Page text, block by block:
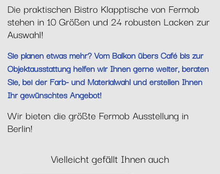
Die praktischen Bistro Klapptische von Fermob
stehen in 10 Größen und 24 robusten Lacken zur
Auswahl!
Sie planen etwas mehr? Vom Balkon übers Café bis zur
Objektausstattung helfen wir Ihnen gerne weiter, beraten
Sie, bei der Farb- und Materialwahl und erstellen Ihnen
Ihr gewünschtes Angebot!
Wir bieten die größte Fermob Ausstellung in
Berlin!
Vielleicht gefällt Ihnen auch